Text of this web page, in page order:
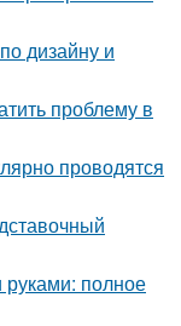
дизайну и
проблему в
проводятся
руками: полное